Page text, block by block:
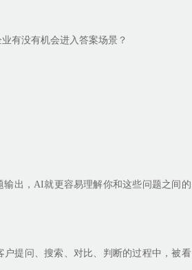
有没有机会进入答案场景？
出，AI就更容易理解你和这些问题之间的
提问、搜索、对比、判断的过程中，被看